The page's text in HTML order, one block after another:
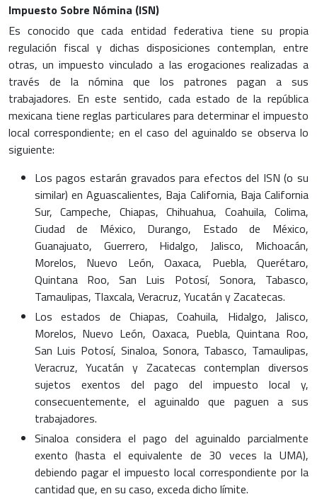
Impuesto Sobre Nómina (ISN)
Es conocido que cada entidad federativa tiene su propia
regulación fiscal y dichas disposiciones contemplan, entre
otras, un impuesto vinculado a las erogaciones realizadas a
través de la nómina que los patrones pagan a sus
trabajadores. En este sentido, cada estado de la república
mexicana tiene reglas particulares para determinar el impuesto
local correspondiente; en el caso del aguinaldo se observa lo
siguiente:
Los pagos estarán gravados para efectos del ISN (o su
similar) en Aguascalientes, Baja California, Baja California
Sur, Campeche, Chiapas, Chihuahua, Coahuila, Colima,
Ciudad de México, Durango, Estado de México,
Guanajuato, Guerrero, Hidalgo, Jalisco, Michoacán,
Morelos, Nuevo León, Oaxaca, Puebla, Querétaro,
Quintana Roo, San Luis Potosí, Sonora, Tabasco,
Tamaulipas, Tlaxcala, Veracruz, Yucatán y Zacatecas.
Los estados de Chiapas, Coahuila, Hidalgo, Jalisco,
Morelos, Nuevo León, Oaxaca, Puebla, Quintana Roo,
San Luis Potosí, Sinaloa, Sonora, Tabasco, Tamaulipas,
Veracruz, Yucatán y Zacatecas contemplan diversos
sujetos exentos del pago del impuesto local y,
consecuentemente, el aguinaldo que paguen a sus
trabajadores.
Sinaloa considera el pago del aguinaldo parcialmente
exento (hasta el equivalente de 30 veces la UMA),
debiendo pagar el impuesto local correspondiente por la
cantidad que, en su caso, exceda dicho límite.